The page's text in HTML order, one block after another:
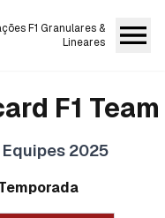
F1 Granulares &
Lineares
F1 Team
2025